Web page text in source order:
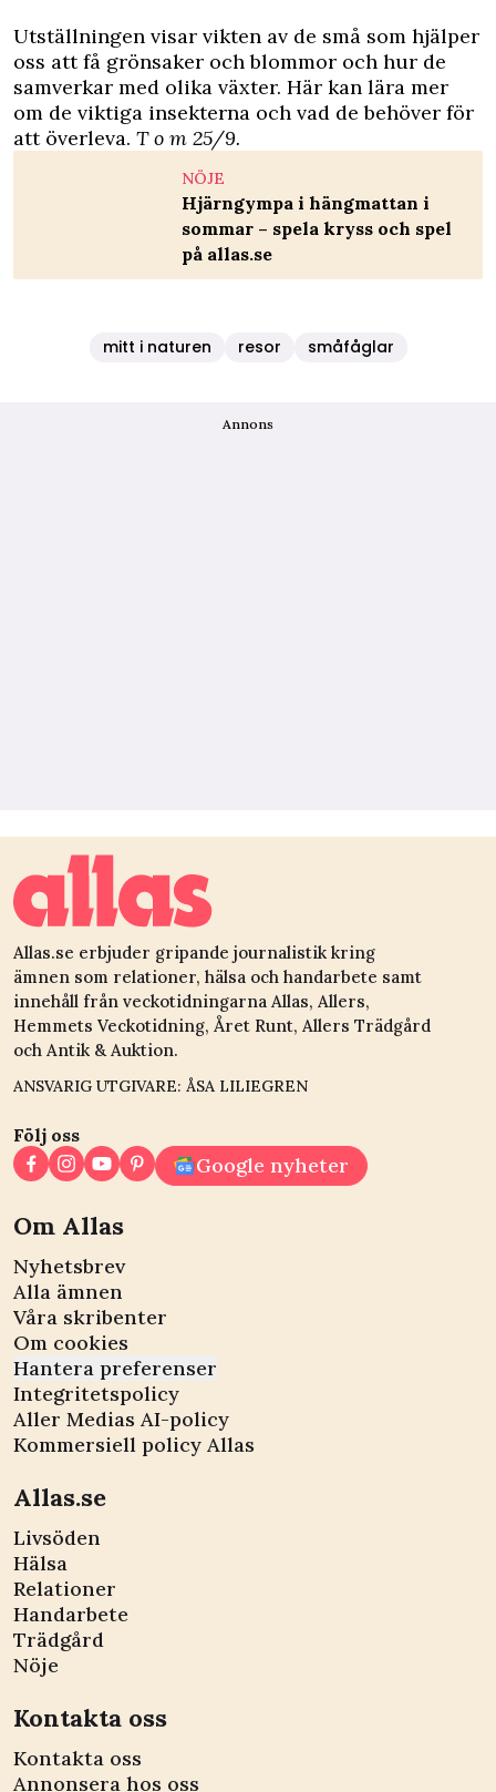
Utställningen visar vikten av de små som hjälper
oss att få grönsaker och blommor och hur de
samverkar med olika växter. Här kan lära mer
om de viktiga insekterna och vad de behöver för
att överleva. T o m 25/9.
NÖJE
Hjärngympa i hängmattan i
sommar – spela kryss och spel
på allas.se
mitt i naturen resor småfåglar
Annons
Allas.se erbjuder gripande journalistik kring
ämnen som relationer, hälsa och handarbete samt
innehåll från veckotidningarna Allas, Allers,
Hemmets Veckotidning, Året Runt, Allers Trädgård
och Antik & Auktion.
ANSVARIG UTGIVARE: ÅSA LILIEGREN
Följ oss
Google nyheter
Om Allas
Nyhetsbrev
Alla ämnen
Våra skribenter
Om cookies
Hantera preferenser
Integritetspolicy
Aller Medias AI-policy
Kommersiell policy Allas
Allas.se
Livsöden
Hälsa
Relationer
Handarbete
Trädgård
Nöje
Kontakta oss
Kontakta oss
Annonsera hos oss